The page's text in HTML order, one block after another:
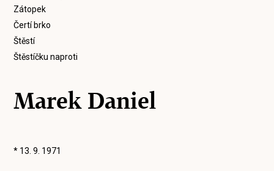
Zátopek
Čertí brko
Štěstí
Štěstíčku naproti
Marek Daniel
* 13. 9. 1971